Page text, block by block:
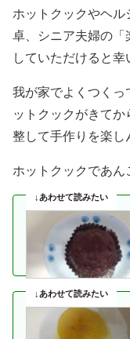
ホットクックやヘ
卓、シニア夫婦の「
していただけると幸
我が家でよくつくっ
ットクックがきて
整して手作りを楽し
ホットクックであん